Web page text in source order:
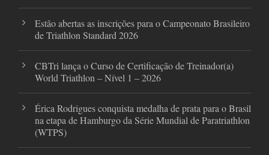
Estão abertas as inscrições para o Campeonato Brasileiro
de Triathlon Standard 2026
CBTri lança o Curso de Certificação de Treinador(a)
World Triathlon – Nível 1 – 2026
Érica Rodrigues conquista medalha de prata para o Brasil
na etapa de Hamburgo da Série Mundial de Paratriathlon
(WTPS)